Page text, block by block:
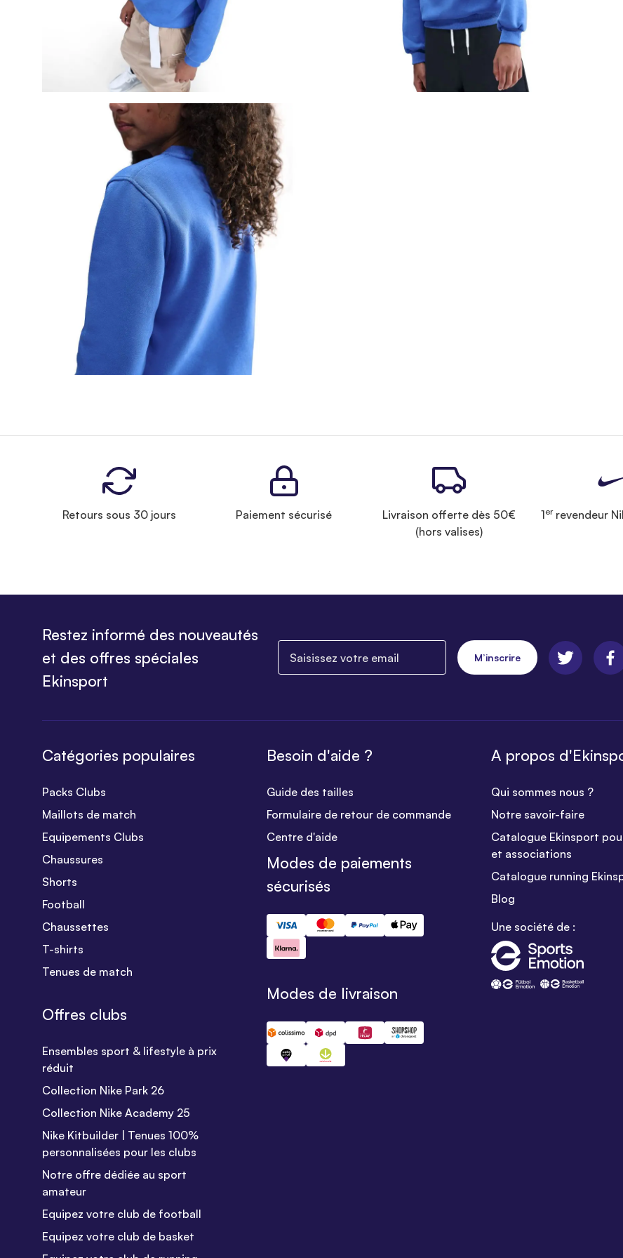
Retours sous 30 jours Paiement sécurisé
Livraison offerte dès 50€
(hors valises)
1errevendeur
Restez informé des nouveautés
et des offres spéciales
Ekinsport
M’inscrire
Catégories populaires
Packs Clubs
Maillots de match
Equipements Clubs
Chaussures
Shorts
Football
Chaussettes
T-shirts
Tenues de match
Offres clubs
Ensembles sport & lifestyle à prix
réduit
Collection Nike Park 26
Collection Nike Academy 25
Nike Kitbuilder | Tenues 100%
personnalisées pour les clubs
Notre offre dédiée au sport
amateur
Equipez votre club de football
Equipez votre club de basket
Besoin d'aide ?
Guide des tailles
Formulaire de retour de commande
Centre d'aide
Modes de paiements
sécurisés
Modes de livraison
A propos
Qui sommes nous ?
Notre savoir-faire
Catalogue Ekinsport
et associations
Catalogue running
Blog
Une société de :